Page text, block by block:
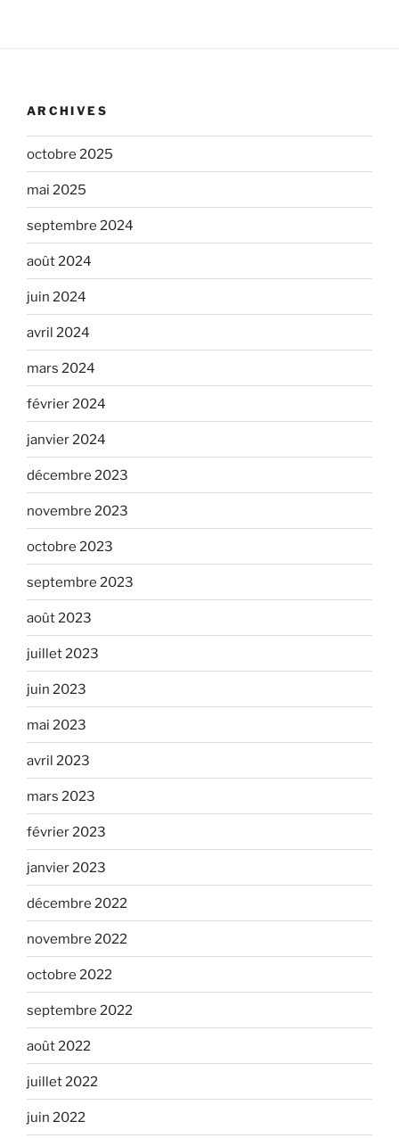
ARCHIVES
octobre 2025
mai 2025
septembre 2024
août 2024
juin 2024
avril 2024
mars 2024
février 2024
janvier 2024
décembre 2023
novembre 2023
octobre 2023
septembre 2023
août 2023
juillet 2023
juin 2023
mai 2023
avril 2023
mars 2023
février 2023
janvier 2023
décembre 2022
novembre 2022
octobre 2022
septembre 2022
août 2022
juillet 2022
juin 2022